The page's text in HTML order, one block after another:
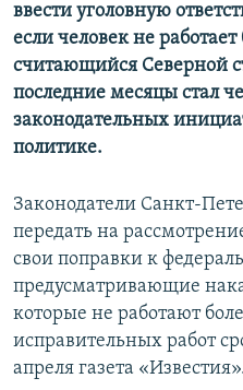
ввести уголовную
если человек не работает
считающийся Северной
последние месяцы стал
законодательных
политике.
Законодатели Санкт-
передать на
свои поправки к
предусматривающие
которые не работают
исправительных работ
апреля газета